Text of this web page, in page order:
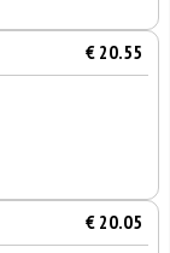
€ 20.55
€ 20.05